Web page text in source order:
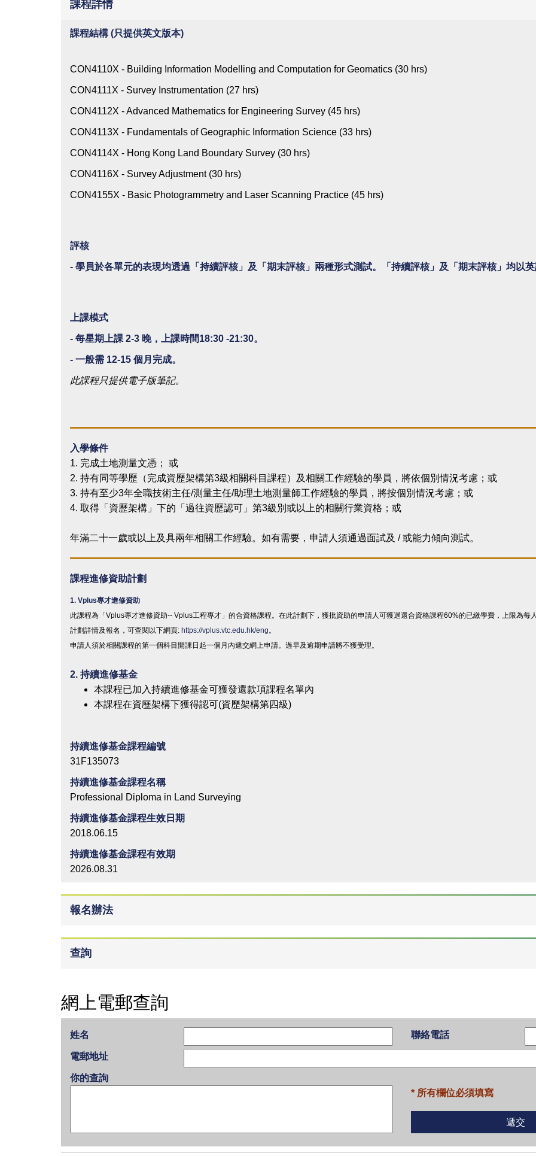
課程詳情
課程結構 (只提供英文版本)
CON4110X - Building Information Modelling and Computation for Geomatics (30 hrs)
CON4111X - Survey Instrumentation (27 hrs)
CON4112X - Advanced Mathematics for Engineering Survey (45 hrs)
CON4113X - Fundamentals of Geographic Information Science (33 hrs)
CON4114X - Hong Kong Land Boundary Survey (30 hrs)
CON4116X - Survey Adjustment (30 hrs)
CON4155X - Basic Photogrammetry and Laser Scanning Practice (45 hrs)
評核
- 學員於各單元的表現均透過「持續評核」及「期末評核」兩種形式測試。「持續評核」及「期末評核」均以
上課模式
- 每星期上課 2-3 晚，上課時間18:30 -21:30。
- 一般需 12-15 個月完成。
此課程只提供電子版筆記。
入學條件
1. 完成土地測量文憑； 或
2. 持有同等學歷（完成資歷架構第3級相關科目課程）及相關工作經驗的學員，將依個別情況考慮；或
3. 持有至少3年全職技術主任/測量主任/助理土地測量師工作經驗的學員，將按個別情況考慮；或
4. 取得「資歷架構」下的「過往資歷認可」第3級別或以上的相關行業資格；或
年滿二十一歲或以上及具兩年相關工作經驗。如有需要，申請人須通過面試及 / 或能力傾向測試。
課程進修資助計劃
1. Vplus專才進修資助
此課程為「 Vplus專才進修資助-- Vplus工程專才」的合資格課程。在此計劃下，獲批資助的申請人可獲退還合資格課程60%的已繳學費，上限為每
計劃詳情及報名，可查閱以下網頁: https://vplus.vtc.edu.hk/eng。
申請人須於相關課程的第一個科目開課日起一個月內遞交網上申請。過早及逾期申請將不獲受理。
2. 持續進修基金
本課程已加入持續進修基金可獲發還款項課程名單內
本課程在資歷架構下獲得認可(資歷架構第四級)
持續進修基金課程編號
31F135073
持續進修基金課程名稱
Professional Diploma in Land Surveying
持續進修基金課程生效日期
2018.06.15
持續進修基金課程有效期
2026.08.31
報名辦法
查詢
網上電郵查詢
姓名 聯絡電話
電郵地址
你的查詢
* 所有欄位必須填寫